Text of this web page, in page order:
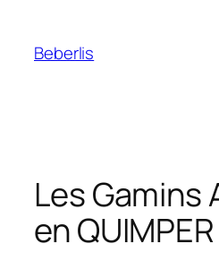
Beberlis
Les Gamins
en QUIMPER